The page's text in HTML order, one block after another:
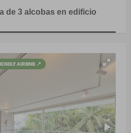
de 3 alcobas en edificio
AIRBNB 📍